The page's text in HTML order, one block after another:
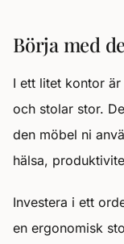
Börja med
I ett litet kontor
och stolar stor.
den möbel ni
hälsa,
Investera i ett
en ergonomisk